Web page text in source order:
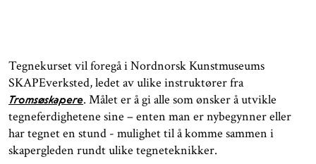
Tegnekurset vil foregå i Nordnorsk Kunstmuseums
SKAPEverksted, ledet av ulike instruktører fra
Tromsøskapere. Målet er å gi alle som ønsker å utvikle
tegneferdighetene sine – enten man er nybegynner eller
har tegnet en stund - mulighet til å komme sammen i
skapergleden rundt ulike tegneteknikker.